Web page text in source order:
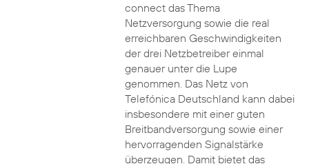
connect das Thema
Netzversorgung sowie die real
erreichbaren Geschwindigkeiten
der drei Netzbetreiber einmal
genauer unter die Lupe
genommen. Das Netz von
Telefónica Deutschland kann dabei
insbesondere mit einer guten
Breitbandversorgung sowie einer
hervorragenden Signalstärke
überzeugen. Damit bietet das